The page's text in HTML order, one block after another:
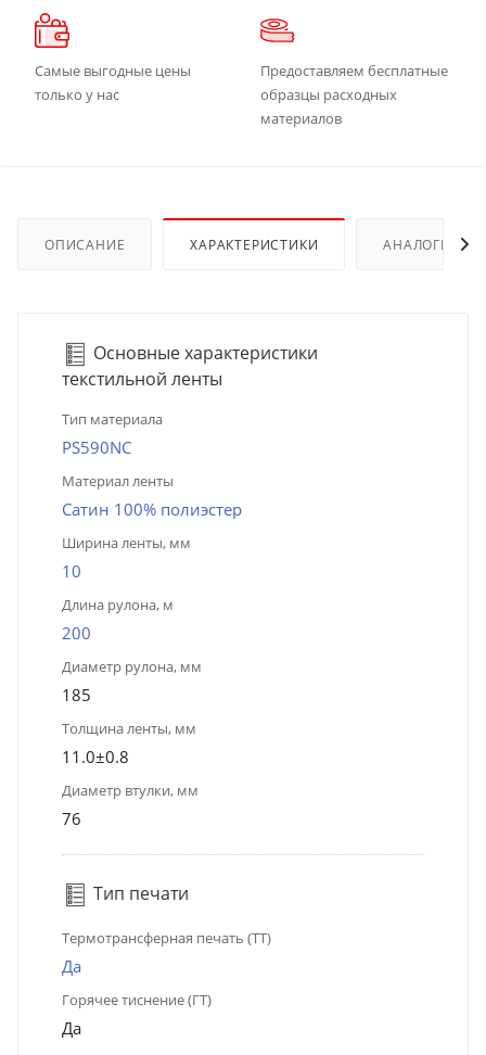
Самые выгодные цены
только у нас
Предоставляем бесплатные
образцы расходных
материалов
ОПИСАНИЕ ХАРАКТЕРИСТИКИ АНАЛОГИ
Основные характеристики
текстильной ленты
Тип материала
PS590NC
Материал ленты
Сатин 100% полиэстер
Ширина ленты, мм
10
Длина рулона, м
200
Диаметр рулона, мм
185
Толщина ленты, мм
11.0±0.8
Диаметр втулки, мм
76
Тип печати
Термотрансферная печать (ТТ)
Да
Горячее тиснение (ГТ)
Да